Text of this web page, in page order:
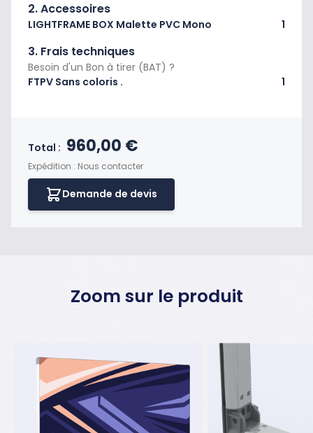
2. Accessoires
LIGHTFRAME BOX Malette PVC Mono 1
3. Frais techniques
Besoin d'un Bon à tirer (BAT) ?
FTPV Sans coloris .
1
Total : Prix final du produit
960,00 €
Expédition : Nous contacter
Demande de devis
Zoom sur le produit